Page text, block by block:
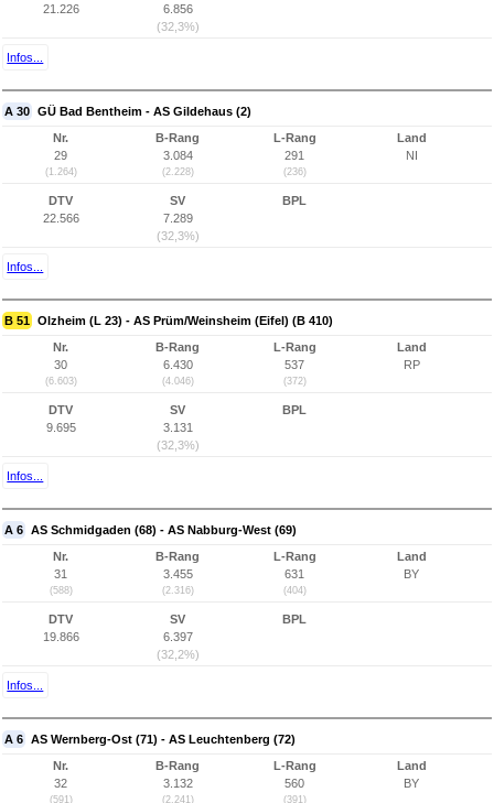
21.226
6.856
(32,3%)
Infos...
A 30 GÜ Bad Bentheim - AS Gildehaus (2)
Nr.
29
(1.264)
B-Rang
3.084
(2.228)
L-Rang
291
(236)
Land
NI
DTV
22.566
SV
7.289
(32,3%)
BPL
Infos...
B 51 Olzheim (L 23) - AS Prüm/Weinsheim (Eifel) (B 410)
Nr.
30
(6.603)
B-Rang
6.430
(4.046)
L-Rang
537
(372)
Land
RP
DTV
9.695
SV
3.131
(32,3%)
BPL
Infos...
A 6 AS Schmidgaden (68) - AS Nabburg-West (69)
Nr.
31
(588)
B-Rang
3.455
(2.316)
L-Rang
631
(404)
Land
BY
DTV
19.866
SV
6.397
(32,2%)
BPL
Infos...
A 6 AS Wernberg-Ost (71) - AS Leuchtenberg (72)
Nr.
32
(591)
B-Rang
3.132
(2.241)
L-Rang
560
(391)
Land
BY